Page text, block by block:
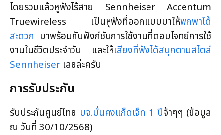
โดยรวมแล้วหูฟังไร้สาย Sennheiser Accentum
Truewireless เป็นหูฟังที่ออกแบบมาให้พกพาได้
สะดวก มาพร้อมกับฟังก์ชันการใช้งานที่ตอบโจทย์การใช้
งานในชีวิตประจำวัน และให้เสียงที่ฟังได้สนุกตามสไตล์
Sennheiser เลยล่ะครับ
การรับประกัน
รับประกันศูนย์ไทย บจ.มั่นคงแก็ดเจ็ท 1 ปีจ้าๆๆ (ข้อมูล
ณ วันที่ 30/10/2568)